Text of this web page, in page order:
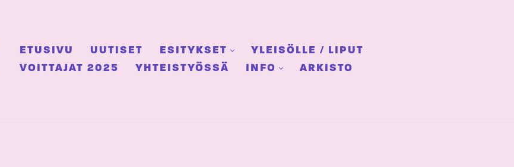
ETUSIVU UUTISET ESITYKSET
YLEISÖLLE / LIPUT
VOITTAJAT 2025
YHTEISTYÖSSÄ INFO ARKISTO